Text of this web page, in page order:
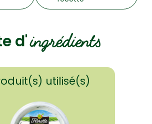
d'ingrédients
utilisé(s)